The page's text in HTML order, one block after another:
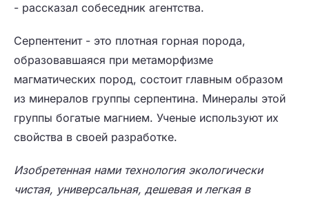
- рассказал собеседник агентства.
Серпентенит - это плотная горная порода,
образовавшаяся при метаморфизме
магматических пород, состоит главным образом
из минералов группы серпентина. Минералы этой
группы богатые магнием. Ученые используют их
свойства в своей разработке.
Изобретенная нами технология экологически
чистая, универсальная, дешевая и легкая в